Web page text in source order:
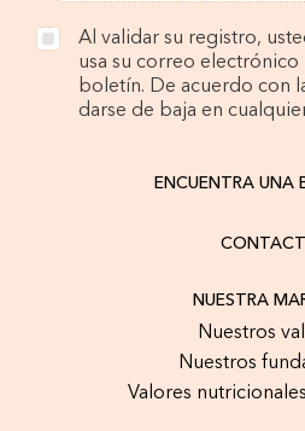
Al validar su registro,
usa su correo electrónico
boletín. De acuerdo con
darse de baja en
ENCUENTRA UNA
NUESTRA
Nuestros
Nuestros
Valores